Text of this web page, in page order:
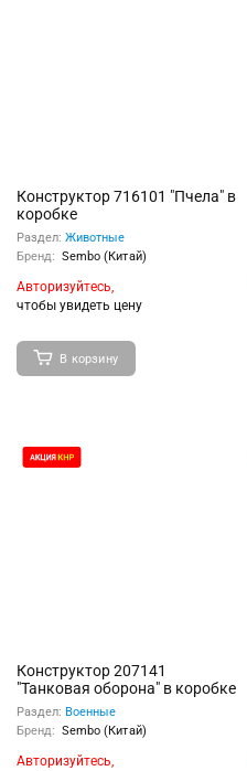
Конструктор 716101 "Пчела" в
коробке
Раздел: Животные
Бренд: Sembo (Китай)
Авторизуйтесь,
чтобы увидеть цену
В корзину
Конструктор 207141
"Танковая оборона" в коробке
Раздел: Военные
Бренд: Sembo (Китай)
Авторизуйтесь,